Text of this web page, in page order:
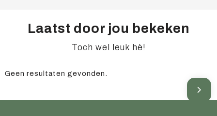
Laatst door jou bekeken
Toch wel leuk hè!
Geen resultaten gevonden.